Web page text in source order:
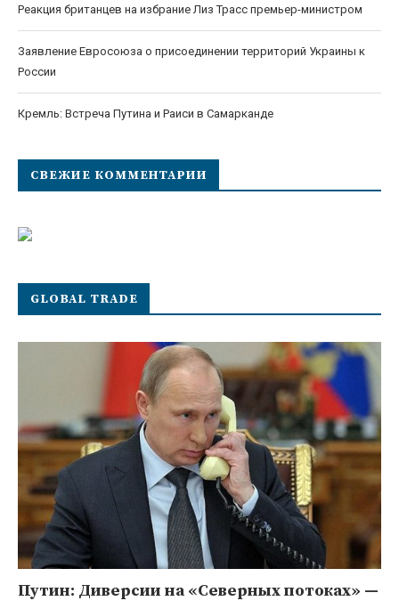
Реакция британцев на избрание Лиз Трасс премьер-министром
Заявление Евросоюза о присоединении территорий Украины к
России
Кремль: Встреча Путина и Раиси в Самарканде
СВЕЖИЕ КОММЕНТАРИИ
GLOBAL TRADE
Путин: Диверсии на «Северных потоках» —